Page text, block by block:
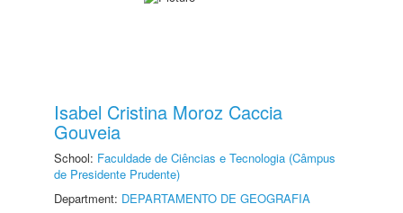
Isabel Cristina Moroz Caccia
Gouveia
School: Faculdade de Ciências e Tecnologia (Câmpus
de Presidente Prudente)
Department: DEPARTAMENTO DE GEOGRAFIA